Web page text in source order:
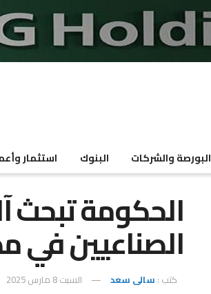
البورصة والشركات البنوك استثمار
الحكومة تبحث
الصناعيين في
كتب : سالى سعد السبت 8 مارس 2025